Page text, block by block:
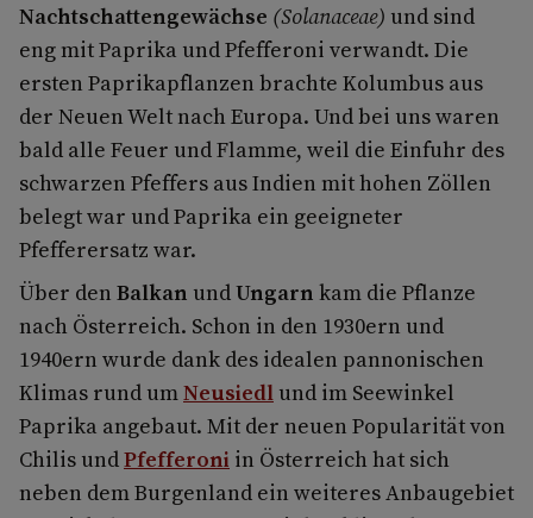
Nachtschattengewächse (Solanaceae) und sind
eng mit Paprika und Pfefferoni verwandt. Die
ersten Paprikapflanzen brachte Kolumbus aus
der Neuen Welt nach Europa. Und bei uns waren
bald alle Feuer und Flamme, weil die Einfuhr des
schwarzen Pfeffers aus Indien mit hohen Zöllen
belegt war und Paprika ein geeigneter
Pfefferersatz war.
Über den Balkan undUngarn kam die Pflanze
nach Österreich. Schon in den 1930ern und
1940ern wurde dank des idealen pannonischen
Klimas rund umNeusiedl und im Seewinkel
Paprika angebaut. Mit der neuen Popularität von
Chilis undPfefferoni in Österreich hat sich
neben dem Burgenland ein weiteres Anbaugebiet